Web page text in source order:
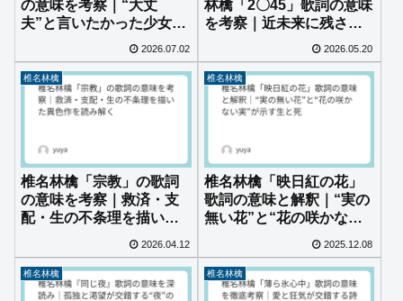
の意味を考察｜“大丈
夫”と言いたかった少女へ
2026.07.02
林檎「2〇45」歌詞の意味
を考察｜近未来に残され
た本能と人間らしさ
2026.05.20
椎名林檎
椎名林檎「宗教」の歌詞
の意味を考察｜救済・支
配・生の不条理を描いた
2026.04.12
椎名林檎
椎名林檎「映日紅の花」
歌詞の意味と解釈｜“実の
無い花”と“花の咲かない
2025.12.08
椎名林檎 椎名林檎